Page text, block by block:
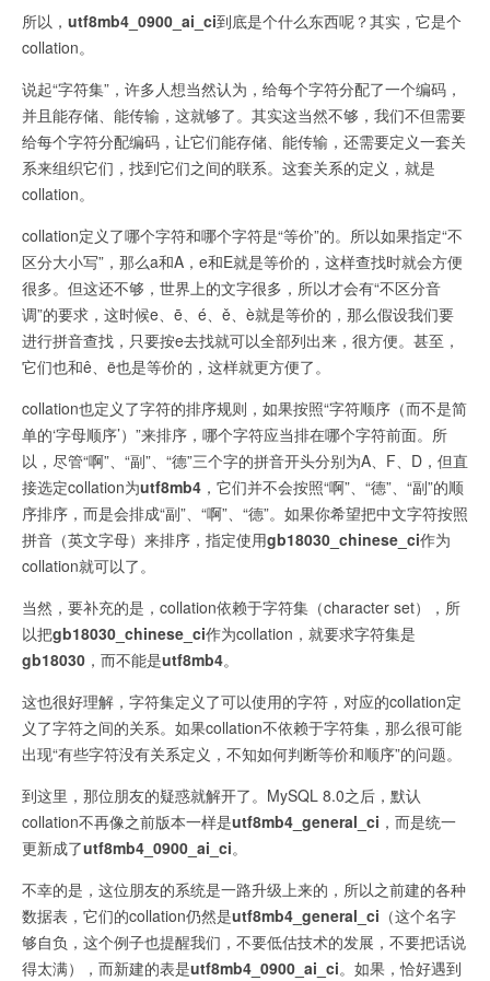
所以， utf8mb4_0900_ai_ci到底是个什么东西呢？其实，它是个
collation。
说起“字符集”，许多人想当然认为，给每个字符分配了一个编码，
并且能存储、能传输，这就够了。其实这当然不够，我们不但需要
给每个字符分配编码，让它们能存储、能传输，还需要定义一套关
系来组织它们，找到它们之间的联系。这套关系的定义，就是
collation。
collation定义了哪个字符和哪个字符是“等价”的。所以如果指定“不
区分大小写”，那么a和A，e和E就是等价的，这样查找时就会方便
很多。但这还不够，世界上的文字很多，所以才会有“不区分音
调”的要求，这时候e、ē、é、ě、è就是等价的，那么假设我们要
进行拼音查找，只要按e去找就可以全部列出来，很方便。甚至，
它们也和ê、ë也是等价的，这样就更方便了。
collation也定义了字符的排序规则，如果按照“字符顺序（而不是简
单的‘字母顺序’）”来排序，哪个字符应当排在哪个字符前面。所
以，尽管“啊”、“副”、“德”三个字的拼音开头分别为A、F、D，但直
接选定collation为utf8mb4 ，它们并不会按照“啊”、“德”、“副”的顺
序排序，而是会排成“副”、“啊”、“德”。如果你希望把中文字符按照
拼音（英文字母）来排序，指定使用gb18030_chinese_ci作为
collation就可以了。
当然，要补充的是，collation依赖于字符集（character set），所
以把gb18030_chinese_ci作为collation，就要求字符集是
gb18030 ，而不能是utf8mb4。
这也很好理解，字符集定义了可以使用的字符，对应的collation定
义了字符之间的关系。如果collation不依赖于字符集，那么很可能
出现“有些字符没有关系定义，不知如何判断等价和顺序”的问题。
到这里，那位朋友的疑惑就解开了。MySQL 8.0之后，默认
collation不再像之前版本一样是utf8mb4_general_ci ，而是统一
更新成了utf8mb4_0900_ai_ci。
不幸的是，这位朋友的系统是一路升级上来的，所以之前建的各种
数据表，它们的collation仍然是utf8mb4_general_ci （这个名字
够自负，这个例子也提醒我们，不要低估技术的发展，不要把话说
得太满），而新建的表是utf8mb4_0900_ai_ci。如果，恰好遇到